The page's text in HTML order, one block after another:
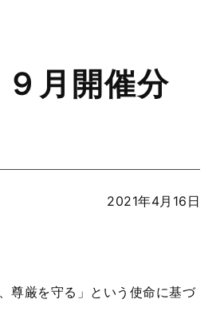
月開催分
2021年4月16日
尊厳を守る」という使命に基づ